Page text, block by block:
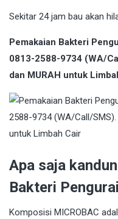
Sekitar 24 jam bau akan
Pemakaian Bakteri
0813-2588-9734 (WA/
dan MURAH untuk
Apa saja
Bakteri
Komposisi MICROBAC